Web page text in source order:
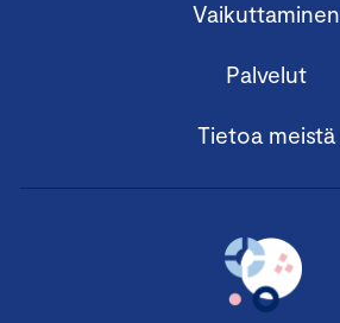
Vaikuttaminen
Palvelut
Tietoa meistä